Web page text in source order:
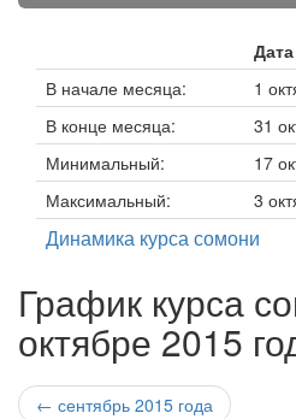
Дата
В начале месяца:
1
В конце месяца:
31
Минимальный:
17
Максимальный:
3
Динамика курса сомони
График курса
октябре 2015
← сентябрь 2015 года